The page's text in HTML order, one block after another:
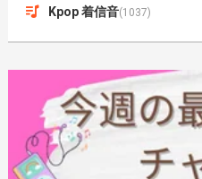
Kpop 着信音(1037)